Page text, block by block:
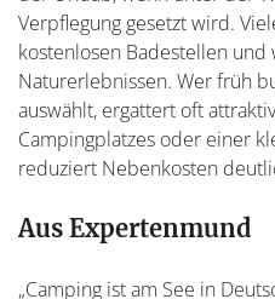
Verpflegung gesetzt wird.
kostenlosen Badestellen
Naturerlebnissen. Wer früh
auswählt, ergattert oft
Campingplatzes oder einer
reduziert Nebenkosten
Aus Expertenmund
„Camping ist am See in